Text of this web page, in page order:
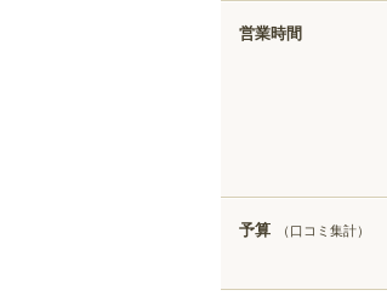
営業時間
予算 （口コミ集計）